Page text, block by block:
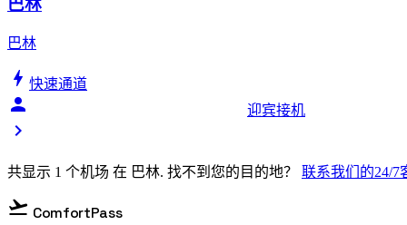
巴林
bolt 快速通道
person_celebrate 迎宾接机
chevron_right
共显示 1 个机场 在 巴林. 找不到您的目的地？ 联系我们的24/7
flight_takeoff ComfortPass